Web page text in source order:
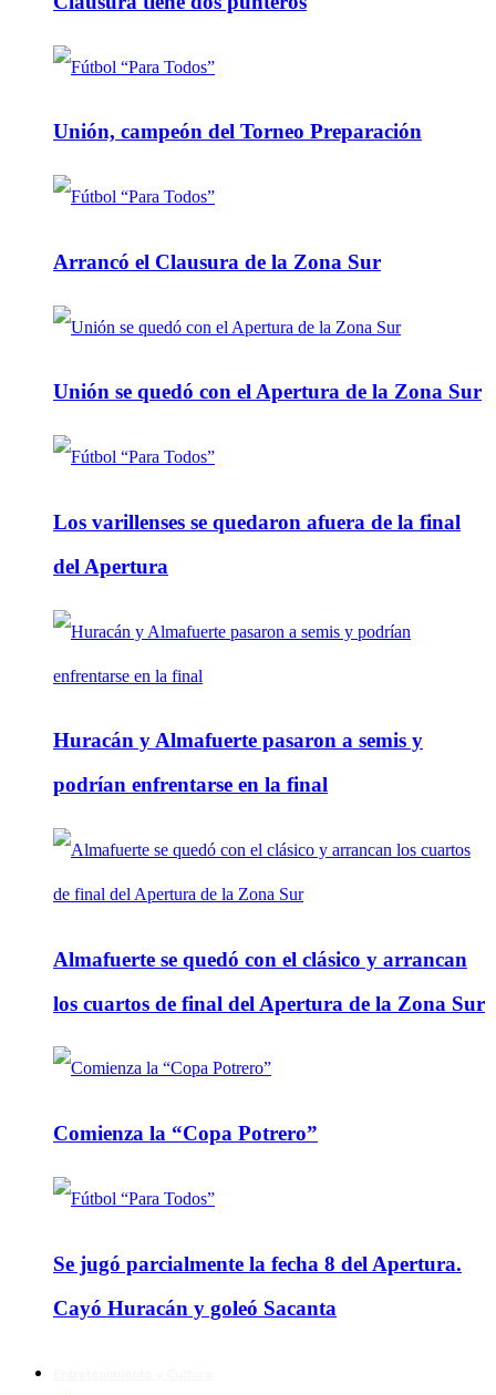
Unión, campeón del Torneo Preparación
Arrancó el Clausura de la Zona Sur
Unión se quedó con el Apertura de la Zona Sur
Los varillenses se quedaron afuera de la final
del Apertura
Huracán y Almafuerte pasaron a semis y
podrían enfrentarse en la final
Almafuerte se quedó con el clásico y arrancan
los cuartos de final del Apertura de la Zona Sur
Comienza la “Copa Potrero”
Se jugó parcialmente la fecha 8 del Apertura.
Cayó Huracán y goleó Sacanta